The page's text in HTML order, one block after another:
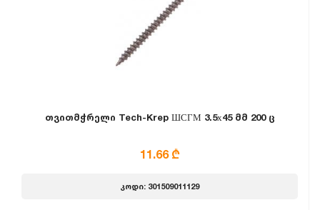
თვითმჭრელი Tech-Krep ШСГМ 3.5х45 მმ 200 ც
11.66 ₾
კოდი: 301509011129